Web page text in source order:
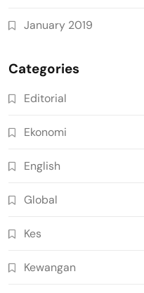
January 2019
Categories
Editorial
Ekonomi
English
Global
Kes
Kewangan